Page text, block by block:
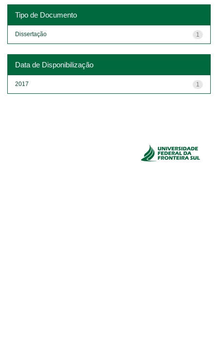
Tipo de Documento
1
Dissertação
Data de Disponibilização
1
2017